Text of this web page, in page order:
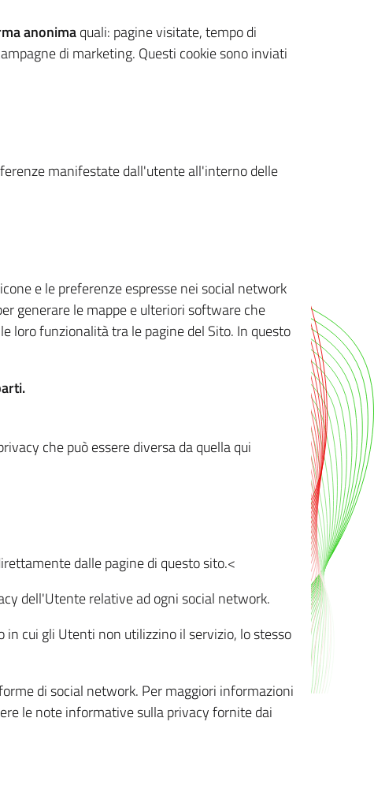
anonimaquali: pagine visitate, tempo di
di marketing. Questi cookie sono inviati
manifestate dall'utente all'interno delle
e le preferenze espresse nei social network
generare le mappe e ulteriori software che
loro funzionalità tra le pagine del Sito. In questo
che può essere diversa da quella qui
dalle pagine di questo sito.<
dell'Utente relative ad ogni social network.
in cui gli Utenti non utilizzino il servizio, lo stesso
di social network. Per maggiori informazioni
le note informative sulla privacy fornite dai